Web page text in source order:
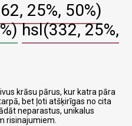
25%, 50%)
hsl(332, 25%,
krāsu pārus, kur katra pāra
bet ļoti atšķirīgas no cita
neparastus, unikalus
risinajumiem.